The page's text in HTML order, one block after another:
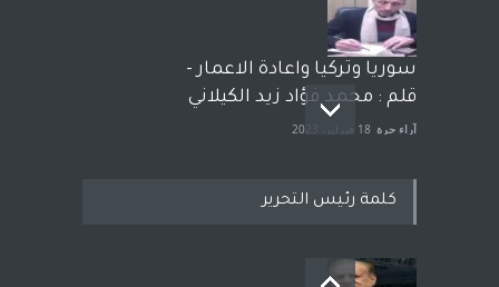
سوريا وتركيا واعادة الاعمار -
قلم : محمد فؤاد زيد الكيلاني
آراء حرة 18 فبراير، 2023
بعد معارك قضائية طاحنة كتب
كلمة رئيس التحرير